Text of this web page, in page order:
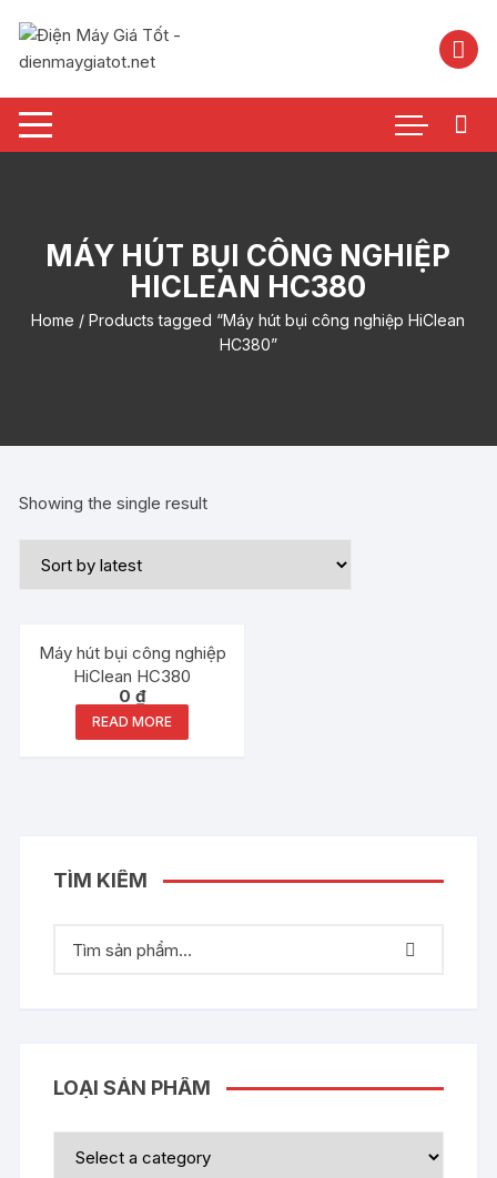
nội
MÁY HÚT BỤI CÔNG NGHIỆP
HICLEAN HC380
Home / Products tagged “Máy hút bụi công nghiệp HiClean
HC380”
Showing the single result
Máy hút bụi công nghiệp
HiClean HC380
0₫
READ MORE
TÌM KIẾM
LOẠI SẢN PHẨM